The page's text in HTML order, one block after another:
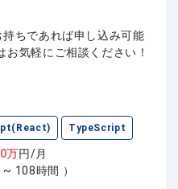
持ちであれば申し込み可能
気軽にご相談ください！
TypeScript
万円/月
~ 108時間 ）